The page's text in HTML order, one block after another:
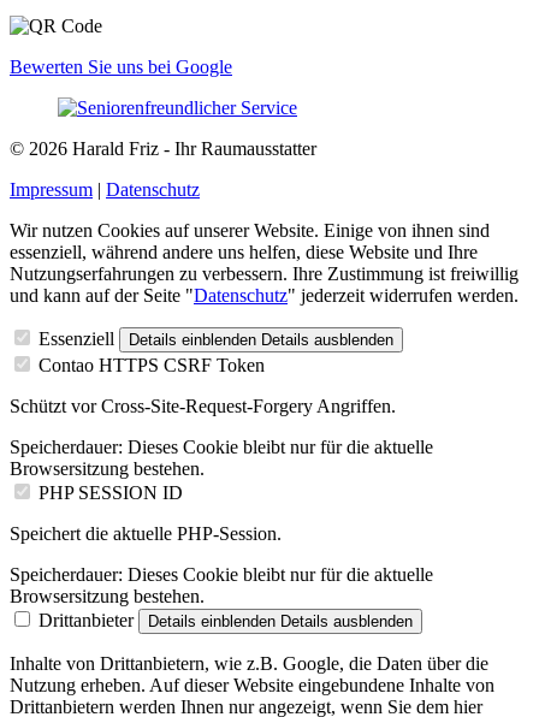
Bewerten Sie uns bei Google
© 2026 Harald Friz - Ihr Raumausstatter
Impressum | Datenschutz
Wir nutzen Cookies auf unserer Website. Einige von ihnen sind
essenziell, während andere uns helfen, diese Website und Ihre
Nutzungserfahrungen zu verbessern. Ihre Zustimmung ist freiwillig
und kann auf der Seite "Datenschutz" jederzeit widerrufen werden.
Essenziell Details einblenden Details ausblenden
Contao HTTPS CSRF Token
Schützt vor Cross-Site-Request-Forgery Angriffen.
Speicherdauer: Dieses Cookie bleibt nur für die aktuelle
Browsersitzung bestehen.
PHP SESSION ID
Speichert die aktuelle PHP-Session.
Speicherdauer: Dieses Cookie bleibt nur für die aktuelle
Browsersitzung bestehen.
Drittanbieter
Details einblenden Details ausblenden
Inhalte von Drittanbietern, wie z.B. Google, die Daten über die
Nutzung erheben. Auf dieser Website eingebundene Inhalte von
Drittanbietern werden Ihnen nur angezeigt, wenn Sie dem hier